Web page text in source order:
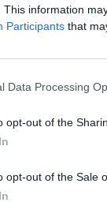
This information
Participants that
Data Processing
opt-out of the
opt-out of the Sale
est
jamais été